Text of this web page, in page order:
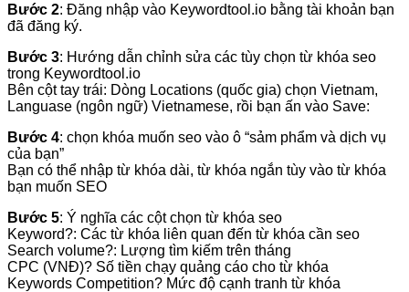
Bước 2: Đăng nhập vào Keywordtool.io bằng tài khoản bạn
đã đăng ký.
Bước 3: Hướng dẫn chỉnh sửa các tùy chọn từ khóa seo
trong Keywordtool.io
Bên cột tay trái: Dòng Locations (quốc gia) chọn Vietnam,
Languase (ngôn ngữ) Vietnamese, rồi bạn ấn vào Save:
Bước 4: chọn khóa muốn seo vào ô “sảm phẩm và dịch vụ
của bạn”
Bạn có thể nhập từ khóa dài, từ khóa ngắn tùy vào từ khóa
bạn muốn SEO
Bước 5: Ý nghĩa các cột chọn từ khóa seo
Keyword?: Các từ khóa liên quan đến từ khóa cần seo
Search volume?: Lượng tìm kiếm trên tháng
CPC (VNĐ)? Số tiền chạy quảng cáo cho từ khóa
Keywords Competition? Mức độ cạnh tranh từ khóa